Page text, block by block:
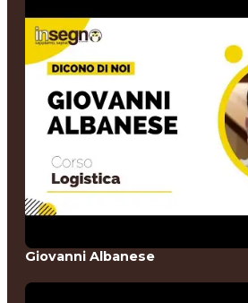
Giovanni Albanese